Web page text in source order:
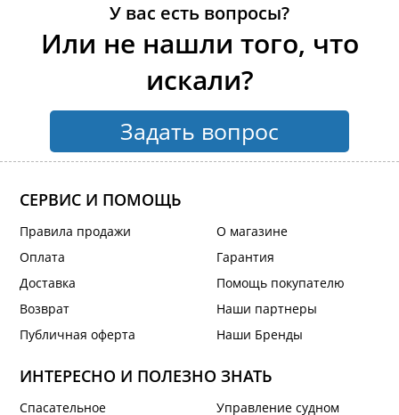
У вас есть вопросы?
Или не нашли того, что
искали?
Задать вопрос
СЕРВИС И ПОМОЩЬ
Правила продажи
Оплата
Доставка
Возврат
Публичная оферта
О магазине
Гарантия
Помощь покупателю
Наши партнеры
Наши Бренды
ИНТЕРЕСНО И ПОЛЕЗНО ЗНАТЬ
Спасательное Управление судном